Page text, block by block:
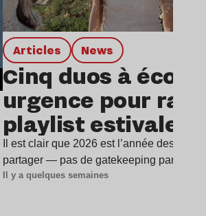
Articles news
Cinq duos à
urgence pour
playlist estivale
Il est clair que 2026 est l’année des
partager — pas de gatekeeping par ici
Il y a quelques semaines